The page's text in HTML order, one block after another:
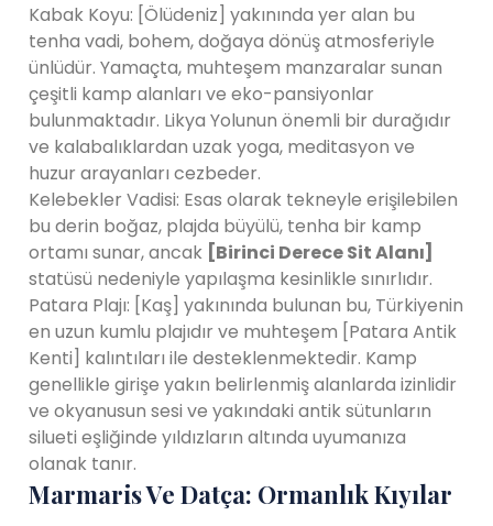
Kabak Koyu: [Ölüdeniz] yakınında yer alan bu
tenha vadi, bohem, doğaya dönüş atmosferiyle
ünlüdür. Yamaçta, muhteşem manzaralar sunan
çeşitli kamp alanları ve eko-pansiyonlar
bulunmaktadır. Likya Yolunun önemli bir durağıdır
ve kalabalıklardan uzak yoga, meditasyon ve
huzur arayanları cezbeder.
Kelebekler Vadisi: Esas olarak tekneyle erişilebilen
bu derin boğaz, plajda büyülü, tenha bir kamp
ortamı sunar, ancak [Birinci Derece Sit Alanı]
statüsü nedeniyle yapılaşma kesinlikle sınırlıdır.
Patara Plajı: [Kaş] yakınında bulunan bu, Türkiyenin
en uzun kumlu plajıdır ve muhteşem [Patara Antik
Kenti] kalıntıları ile desteklenmektedir. Kamp
genellikle girişe yakın belirlenmiş alanlarda izinlidir
ve okyanusun sesi ve yakındaki antik sütunların
silueti eşliğinde yıldızların altında uyumanıza
olanak tanır.
Marmaris Ve Datça: Ormanlık Kıyılar